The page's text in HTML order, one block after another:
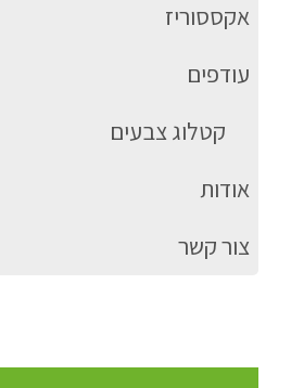
אקססוריז
עודפים
קטלוג צבעים
אודות
צור קשר